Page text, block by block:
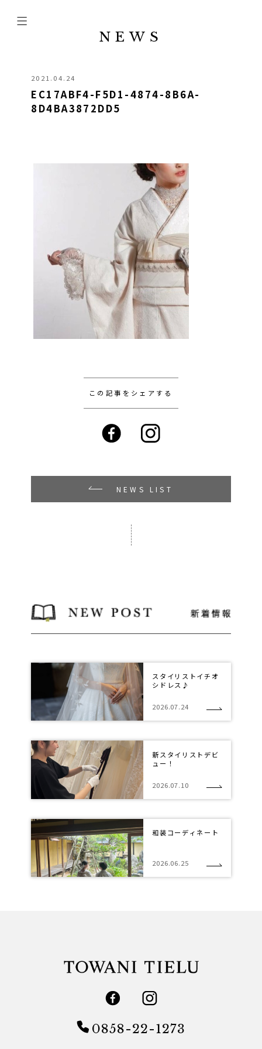
NEWS
2021.04.24
EC17ABF4-F5D1-4874-8B6A-
8D4BA3872DD5
この記事をシェアする
NEWS LIST
スタイリストイチオ
シドレス♪
2026.07.24
新スタイリストデビ
ュー！
2026.07.10
和装コーディネート
2026.06.25
0858-22-1273